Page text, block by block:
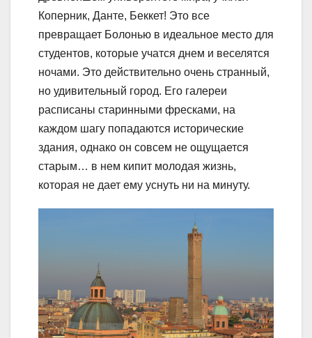
Коперник, Данте, Беккет! Это все
превращает Болонью в идеальное место для
студентов, которые учатся днем и веселятся
ночами. Это действительно очень странный,
но удивительный город. Его галереи
расписаны старинными фресками, на
каждом шагу попадаются исторические
здания, однако он совсем не ощущается
старым… в нем кипит молодая жизнь,
которая не дает ему уснуть ни на минуту.